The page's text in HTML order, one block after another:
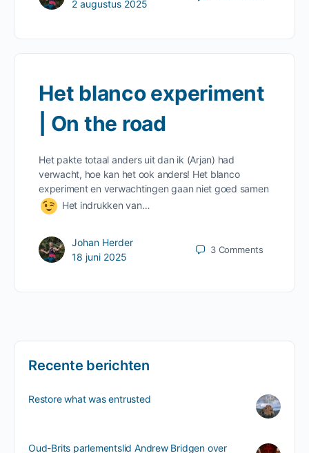
2 augustus 2025
Het blanco experiment
| On the road
Het pakte totaal anders uit dan ik (Arjan) had
verwacht, hoe kan het ook anders! Het blanco
experiment en verwachtingen gaan niet goed samen
Het indrukken van…
Johan Herder
18 juni 2025
3 Comments
Recente berichten
Restore what was entrusted
Oud-Brits parlementslid Andrew Bridgen over